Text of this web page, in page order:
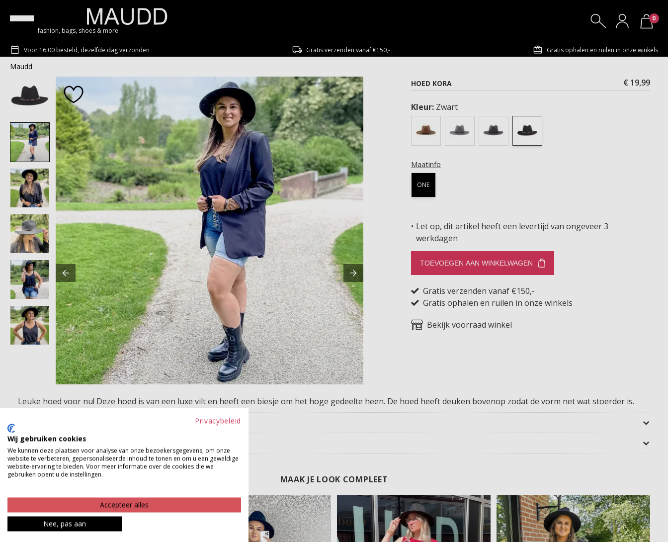
fashion, bags, shoes & more
0
Voor 16:00 besteld, dezelfde dag verzonden Gratis verzenden vanaf €150,- Gratis ophalen en ruilen in onze winkels
Maudd
HOED KORA
€ 19,99
Kleur: Zwart
Maatinfo
ONE
Let op, dit artikel heeft een levertijd van ongeveer 3
werkdagen
TOEVOEGEN AAN WINKELWAGEN
Gratis verzenden vanaf €150,-
Gratis ophalen en ruilen in onze winkels
Bekijk voorraad winkel
Leuke hoed voor nu! Deze hoed is van een luxe vilt en heeft een biesje om het hoge gedeelte heen. De hoed heeft deuken bovenop zodat de vorm net wat stoerder is.
Betaalinformatie
MAAK JE LOOK COMPLEET
Privacybeleid
Wij gebruiken cookies
We kunnen deze plaatsen voor analyse van onze bezoekersgegevens, om onze
website te verbeteren, gepersonaliseerde inhoud te tonen en om u een geweldige
website-ervaring te bieden. Voor meer informatie over de cookies die we
gebruiken opent u de instellingen.
Accepteer alles
Nee, pas aan